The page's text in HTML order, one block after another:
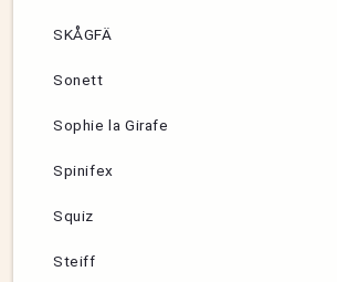
SKÅGFÄ
Sonett
Sophie la Girafe
Spinifex
Squiz
Steiff